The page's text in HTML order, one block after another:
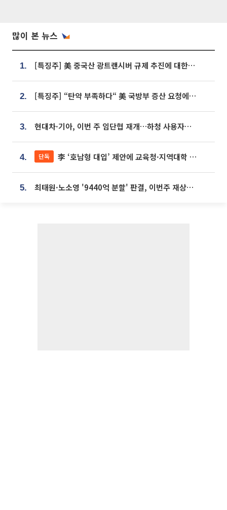
많이 본 뉴스
1. [특징주] 美 중국산 광트랜시버 규제 추진에 대한광통신 등 광통신株 강세
2. [특징주] “탄약 부족하다“ 美 국방부 증산 요청에⋯국내 방산주 급등세
3. 현대차·기아, 이번 주 임단협 재개…하청 사용자성 재심도 ‘변수’
4. 단독 李 ‘호남형 대입’ 제안에 교육청·지역대학 서·논술형 입시 연계 '착수'
5. 최태원·노소영 '9440억 분할' 판결, 이번주 재상고 여부 주목